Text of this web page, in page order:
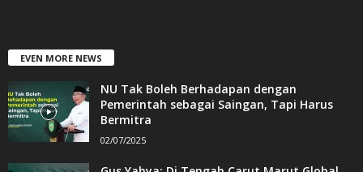
EVEN MORE NEWS
NU Tak Boleh Berhadapan dengan
Pemerintah sebagai Saingan, Tapi Harus
Bermitra
02/07/2025